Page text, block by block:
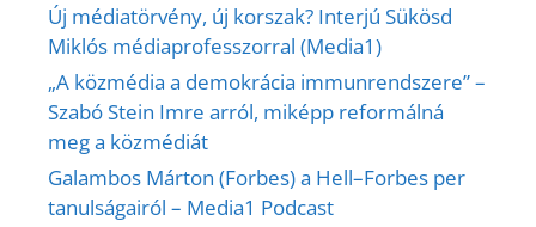
Új médiatörvény, új korszak? Interjú Sükösd
Miklós médiaprofesszorral (Media1)
„A közmédia a demokrácia immunrendszere” –
Szabó Stein Imre arról, miképp reformálná
meg a közmédiát
Galambos Márton (Forbes) a Hell–Forbes per
tanulságairól – Media1 Podcast